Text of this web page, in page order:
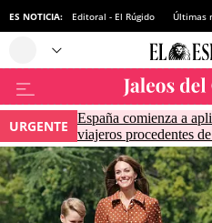
ES NOTICIA: Editoral - El Rúgido Últimas
URGENTE
España comienza a
viajeros procedentes